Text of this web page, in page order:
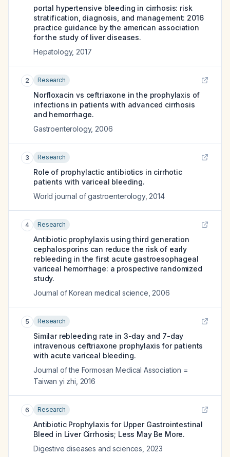
portal hypertensive bleeding in cirrhosis: risk
stratification, diagnosis, and management: 2016
practice guidance by the american association
for the study of liver diseases.
Hepatology, 2017
2 Research
Norfloxacin vs ceftriaxone in the prophylaxis of
infections in patients with advanced cirrhosis
and hemorrhage.
Gastroenterology, 2006
3 Research
Role of prophylactic antibiotics in cirrhotic
patients with variceal bleeding.
World journal of gastroenterology, 2014
4 Research
Antibiotic prophylaxis using third generation
cephalosporins can reduce the risk of early
rebleeding in the first acute gastroesophageal
variceal hemorrhage: a prospective randomized
study.
Journal of Korean medical science 2006
5 Research
Similar rebleeding rate in 3-day and 7-day
intravenous ceftriaxone prophylaxis for patients
with acute variceal bleeding.
Journal of the Formosan Medical Association =
Taiwan yi zhi 2016
6 Research
Antibiotic Prophylaxis for Upper Gastrointestinal
Bleed in Liver Cirrhosis; Less May Be More.
Digestive diseases and sciences 2023